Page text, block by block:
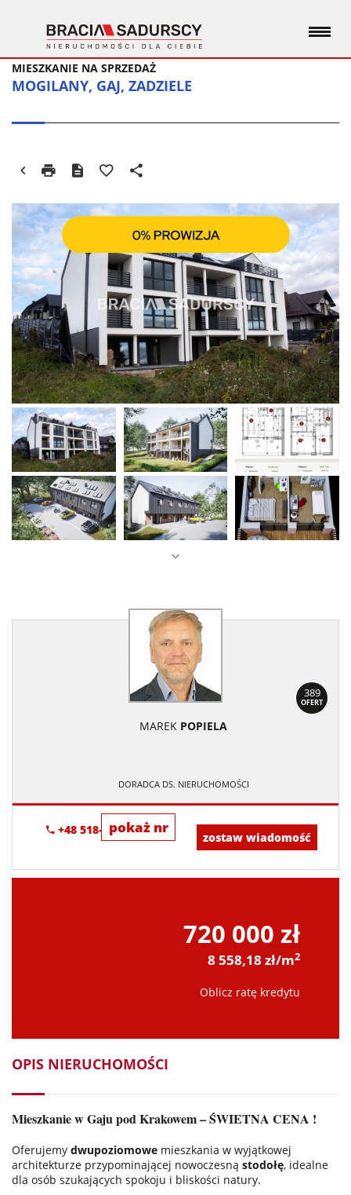
MOGILANY, GAJ, ZADZIELE
MIESZKANIE NA SPRZEDAŻ
389
OFERT
MAREK POPIELA
DORADCA DS. NIERUCHOMOŚCI
pokaż nr
+48 518-967-677
zostaw wiadomość
720 000 zł
8 558,18 zł/m2
Oblicz ratę kredytu
OPIS NIERUCHOMOŚCI
Mieszkanie w Gaju pod Krakowem – ŚWIETNA CENA !
Oferujemy dwupoziomowe mieszkania w wyjątkowej
architekturze przypominającej nowoczesną stodołę, idealne
dla osób szukających spokoju i bliskości natury.